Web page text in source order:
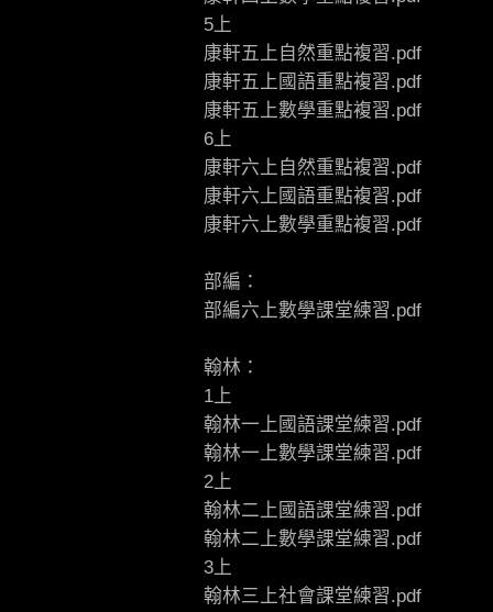
5上
康軒五上自然重點複習.pdf
康軒五上國語重點複習.pdf
康軒五上數學重點複習.pdf
6上
康軒六上自然重點複習.pdf
康軒六上國語重點複習.pdf
康軒六上數學重點複習.pdf
部編：
部編六上數學課堂練習.pdf
翰林：
1上
翰林一上國語課堂練習.pdf
翰林一上數學課堂練習.pdf
2上
翰林二上國語課堂練習.pdf
翰林二上數學課堂練習.pdf
3上
翰林三上社會課堂練習.pdf